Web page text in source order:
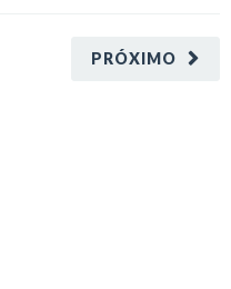
PRÓXIMO